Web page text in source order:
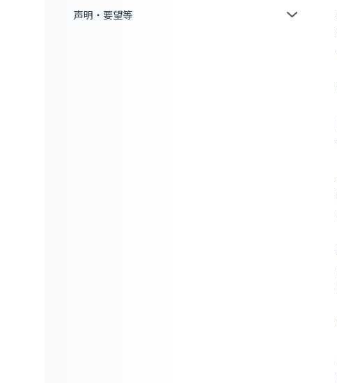
声明・要望等